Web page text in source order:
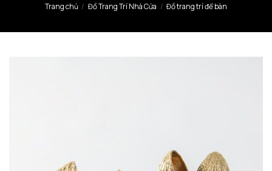
Trang chủ / Đồ Trang Trí Nhà Cửa / Đồ trang trí để bàn